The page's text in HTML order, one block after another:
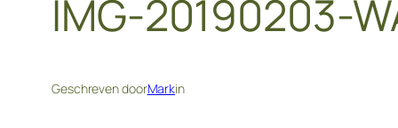
IMG-20190203-
Geschreven doorMarkin